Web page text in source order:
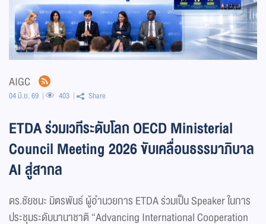
AIGC
04 มิ.ย. 69 403 Share
ETDA ร่วมเวทีระดับโลก OECD Ministerial
Council Meeting 2026 ขับเคลื่อนธรรมาภิบาล
AI สู่สากล
ดร.ชัยชนะ มิตรพันธ์ ผู้อำนวยการ ETDA ร่วมเป็น Speaker ในการ
ประชุมระดับนานาชาติ “Advancing International Cooperation